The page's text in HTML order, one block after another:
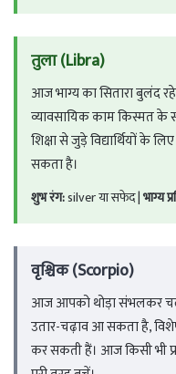
तुला (Libra)
आज भाग्य का सितारा बुलंद
व्यावसायिक काम किस्मत के
शिक्षा से जुड़े विद्यार्थियों
सकता है।
शुभ रंग:silver या सफेद |भाग्य
वृश्चिक (Scorpio)
आज आपको थोड़ा संभलकर
उतार-चढ़ाव आ सकता है,
कर सकती हैं। आज किसी भी